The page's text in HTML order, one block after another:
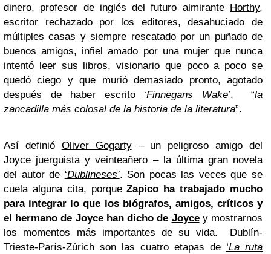
dinero, profesor de inglés del futuro almirante Horthy,
escritor rechazado por los editores, desahuciado de
múltiples casas y siempre rescatado por un puñado de
buenos amigos, infiel amado por una mujer que nunca
intentó leer sus libros, visionario que poco a poco se
quedó ciego y que murió demasiado pronto, agotado
después de haber escrito ‘Finnegans Wake’, “la
zancadilla más colosal de la historia de la literatura”.
Así definió Oliver Gogarty– un peligroso amigo del
Joyce juerguista y veinteañero – la última gran novela
del autor de ‘Dublineses’. Son pocas las veces que se
cuela alguna cita, porqueZapico ha trabajado mucho
para integrar lo que los biógrafos, amigos, críticos y
el hermano de Joyce han dicho de Joycey mostrarnos
los momentos más importantes de su vida. Dublín-
Trieste-París-Zúrich son las cuatro etapas de ‘La ruta